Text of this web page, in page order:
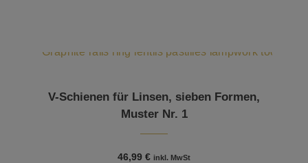
V-Schienen für Linsen, sieben Formen,
Muster Nr. 1
46,99€ inkl. MwSt